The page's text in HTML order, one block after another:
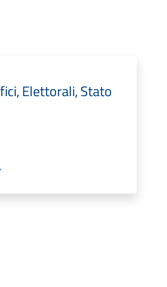
Elettorali, Stato